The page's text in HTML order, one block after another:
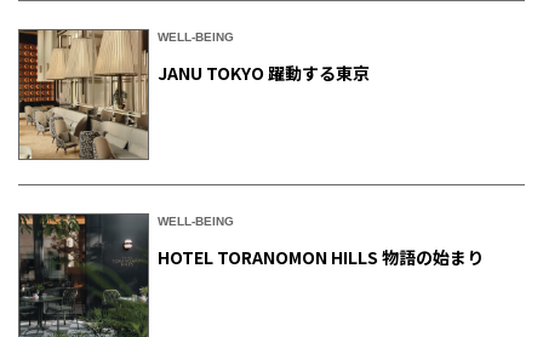
WELL-BEING
JANU TOKYO 躍動する東京
WELL-BEING
HOTEL TORANOMON HILLS 物語の始まり